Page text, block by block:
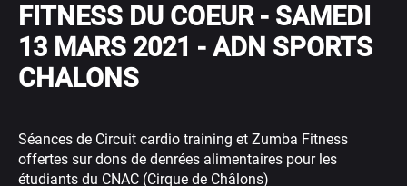
FITNESS DU COEUR - SAMEDI
13 MARS 2021 - ADN SPORTS
CHALONS
Séances de Circuit cardio training et Zumba Fitness
offertes sur dons de denrées alimentaires pour les
étudiants du CNAC (Cirque de Châlons)